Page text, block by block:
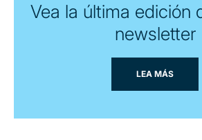
Vea la última edición
newsletter
LEA MÁS